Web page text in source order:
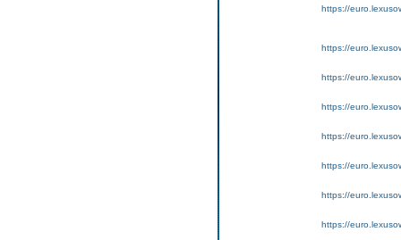
https://
https://
https://
https://
https://
https://
https://
https://